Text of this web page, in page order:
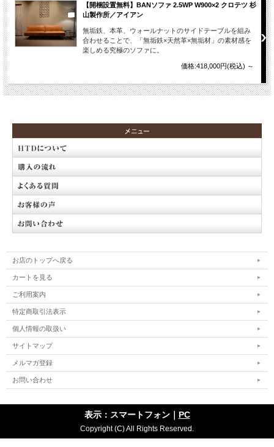
【開梱設置無料】BANソファ 2.5WP W900×2 クロテツ 杉
山製作所／アイアン
無垢鉄、本革、ウォールナットのサイドテーブルを組み
合わせることで、「無垢鉄×天然革×無垢材」の素材感を
楽しめる究極のソファに。
価格:418,000円(税込) ～
お店のトップへ戻る
カートを見る
ご利用案内
特定商取引法表示
個人情報の取扱い
サイトマップ
メルマガ登録
お問い合わせ
表示：スマートフォン｜ PC
Copyright (C) All Rights Reserved.